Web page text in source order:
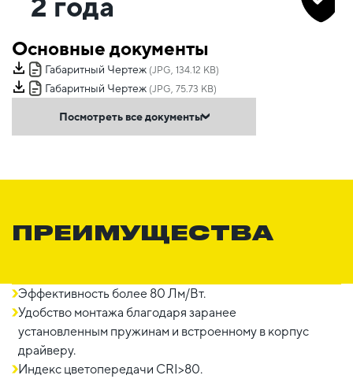
Основные документы
Габаритный Чертеж (JPG, 134.12 KB)
Габаритный Чертеж (JPG, 75.73 KB)
Посмотреть все документы
ПРЕИМУЩЕСТВА
Эффективность более 80 Лм/Вт.
Удобство монтажа благодаря заранее
установленным пружинам и встроенному в корпус
драйверу.
Индекс цветопередачи CRI>80.